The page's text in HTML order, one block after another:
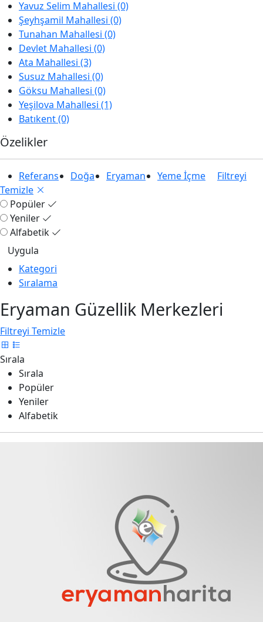
Yavuz Selim Mahallesi (0)
Şeyhşamil Mahallesi (0)
Tunahan Mahallesi (0)
Devlet Mahallesi (0)
Ata Mahallesi (3)
Susuz Mahallesi (0)
Göksu Mahallesi (0)
Yeşilova Mahallesi (1)
Batıkent (0)
Özelikler
Referans Doğa Eryaman Yeme İçme
Filtreyi
Temizle
Popüler
Yeniler
Alfabetik
Kategori
Sıralama
Eryaman Güzellik Merkezleri
Filtreyi Temizle
Sırala
Sırala
Popüler
Yeniler
Alfabetik